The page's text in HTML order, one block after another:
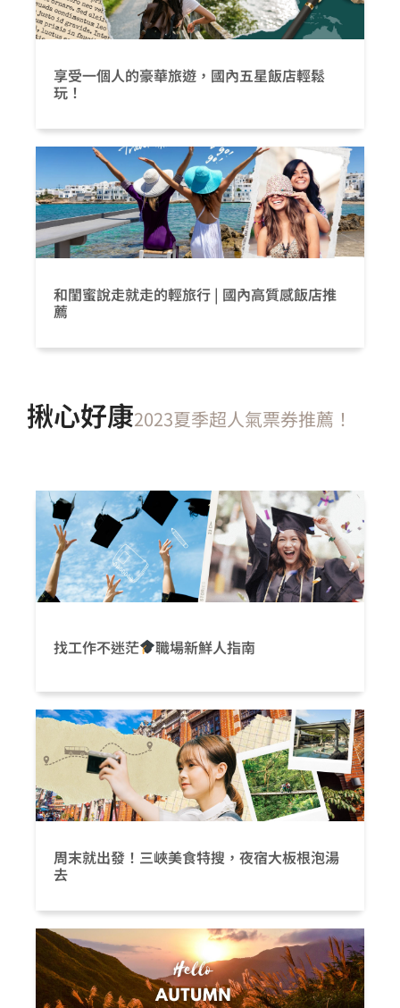
享受一個人的豪華旅遊，國內五星飯店輕鬆
玩！
和閨蜜說走就走的輕旅行 | 國內高質感飯店推
薦
揪心好康2023夏季超人氣票券推薦！
找工作不迷茫 職場新鮮人指南
周末就出發！三峽美食特搜，夜宿大板根泡湯
去